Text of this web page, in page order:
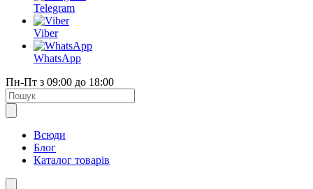
Telegram
Viber
WhatsApp
Пн-Пт з 09:00 до 18:00
Всюди
Блог
Каталог товарів